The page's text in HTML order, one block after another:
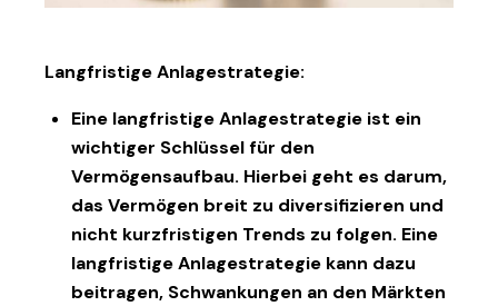
Langfristige Anlagestrategie:
Eine langfristige Anlagestrategie ist ein
wichtiger Schlüssel für den
Vermögensaufbau. Hierbei geht es darum,
das Vermögen breit zu diversifizieren und
nicht kurzfristigen Trends zu folgen. Eine
langfristige Anlagestrategie kann dazu
beitragen, Schwankungen an den Märkten